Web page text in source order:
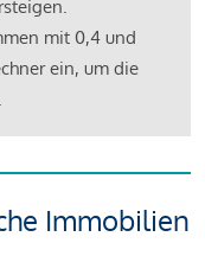
mit 0,4 und
ein, um die
Immobilien